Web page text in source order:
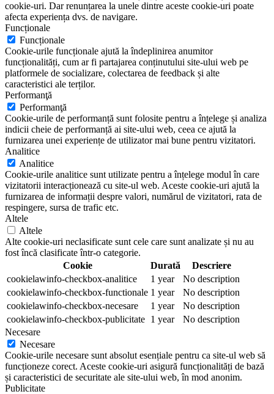
cookie-uri. Dar renunțarea la unele dintre aceste cookie-uri poate
afecta experiența dvs. de navigare.
Funcționale
Funcționale
Cookie-urile funcționale ajută la îndeplinirea anumitor
funcționalități, cum ar fi partajarea conținutului site-ului web pe
platformele de socializare, colectarea de feedback și alte
caracteristici ale terților.
Performanţă
Performanţă
Cookie-urile de performanță sunt folosite pentru a înțelege și analiza
indicii cheie de performanță ai site-ului web, ceea ce ajută la
furnizarea unei experiențe de utilizator mai bune pentru vizitatori.
Analitice
Analitice
Cookie-urile analitice sunt utilizate pentru a înțelege modul în care
vizitatorii interacționează cu site-ul web. Aceste cookie-uri ajută la
furnizarea de informații despre valori, numărul de vizitatori, rata de
respingere, sursa de trafic etc.
Altele
Altele
Alte cookie-uri neclasificate sunt cele care sunt analizate și nu au
fost încă clasificate într-o categorie.
Cookie
Durată
Descriere
cookielawinfo-checkbox-analitice
1 year
No description
cookielawinfo-checkbox-functionale 1 year
No description
cookielawinfo-checkbox-necesare
1 year
No description
cookielawinfo-checkbox-publicitate 1 year
No description
Necesare
Necesare
Cookie-urile necesare sunt absolut esențiale pentru ca site-ul web să
funcționeze corect. Aceste cookie-uri asigură funcționalități de bază
și caracteristici de securitate ale site-ului web, în mod anonim.
Publicitate